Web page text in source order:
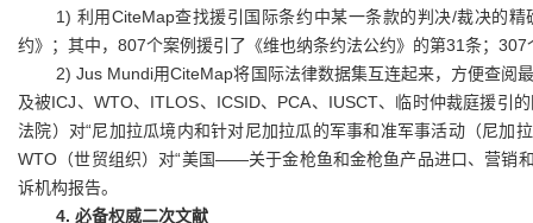
1) 利用CiteMap查找援引国际条约中某一条款的判决/裁决的
约》；其中，807个案例援引了《维也纳条约法公约》的第31条；
2) Jus Mundi用CiteMap将国际法律数据集互连起来，方便查阅
及被ICJ、WTO、ITLOS、ICSID、PCA、IUSCT、临时仲裁庭援引
法院）对“尼加拉瓜境内和针对尼加拉瓜的军事和准军事活动（尼加
WTO（世贸组织）对“美国——关于金枪鱼和金枪鱼产品进口、营销
诉机构报告。
4. 必备权威二次文献